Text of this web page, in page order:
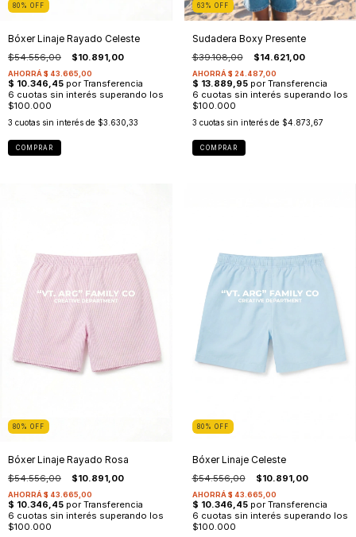
80 % OFF
Bóxer Linaje Rayado Celeste
$54.556,00 $10.891,00
3 cuotas sin interés de $3.630,33
COMPRAR
63 % OFF
Sudadera Boxy Presente
$39.108,00 $14.621,00
3 cuotas sin interés de $4.873,67
COMPRAR
80 % OFF
Bóxer Linaje Rayado Rosa
$54.556,00 $10.891,00
80 % OFF
Bóxer Linaje Celeste
$54.556,00 $10.891,00